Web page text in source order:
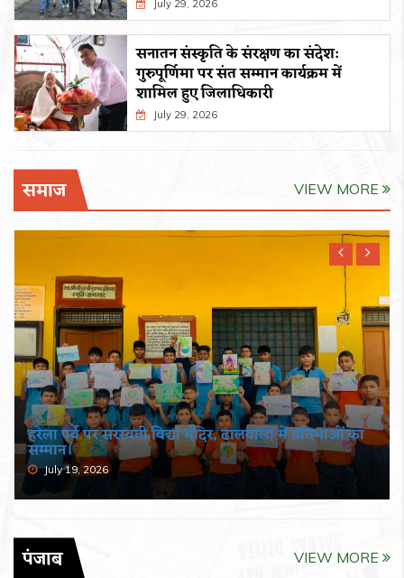
July 29, 2026
सनातन संस्कृति के संरक्षण का संदेश:
गुरुपूर्णिमा पर संत सम्मान कार्यक्रम में
शामिल हुए जिलाधिकारी
July 29, 2026
समाज VIEW MORE
हरेला पर्व पर सरस्वती विद्या मंदिर, ढालवाला में प्रतिभाओं का
सम्मान।
July 19, 2026
पंजाब VIEW MORE